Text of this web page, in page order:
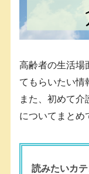
高齢者の生活場
てもらいたい情
また、初めて介
についてまとめ
読みたいカ